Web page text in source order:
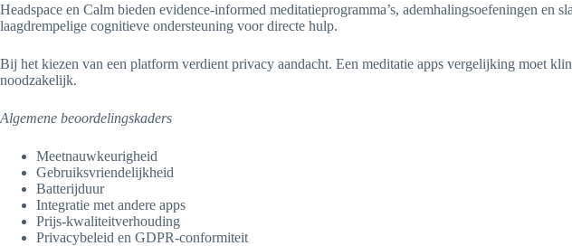
Headspace en Calm bieden evidence-informed meditatieprogramma’s, ademhalingsoefeningen en
laagdrempelige cognitieve ondersteuning voor directe hulp.
Bij het kiezen van een platform verdient privacy aandacht. Een meditatie apps vergelijking moet
noodzakelijk.
Algemene beoordelingskaders
Meetnauwkeurigheid
Gebruiksvriendelijkheid
Batterijduur
Integratie met andere apps
Prijs-kwaliteitverhouding
Privacybeleid en GDPR-conformiteit